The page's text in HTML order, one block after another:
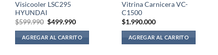
Visicooler LSC295
HYUNDAI
$599.990 El
original
era:
$599.990.
$499.990El
actual
es:
$499.990.
AGREGAR AL CARRITO
Vitrina Carnicera VC-
C1500
$1.990.000
AGREGAR AL CARRITO